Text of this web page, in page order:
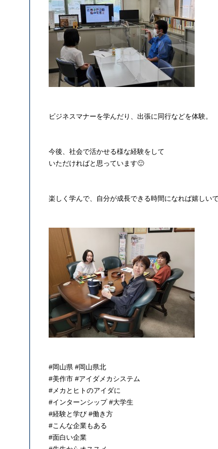
ビジネスマナーを学んだり、出張に同行などを体験。
今後、社会で活かせる様な経験をして
いただければと思っています🙂
楽しく学んで、自分が成長できる時間になれば嬉しい
#岡山県 #岡山県北
#美作市 #アイダメカシステム
#メカとヒトのアイダに
#インターンシップ #大学生
#経験と学び #働き方
#こんな企業もある
#面白い企業